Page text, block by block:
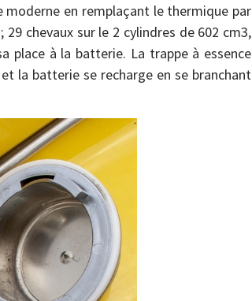
moderne en remplaçant le thermique par
chevaux sur le 2 cylindres de 602 cm3,
place à la batterie. La trappe à essence
la batterie se recharge en se branchant